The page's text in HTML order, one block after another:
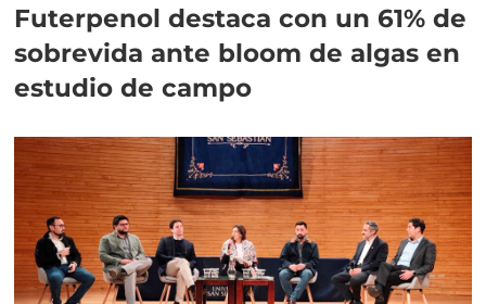
Futerpenol destaca con un 61% de
sobrevida ante bloom de algas en
estudio de campo